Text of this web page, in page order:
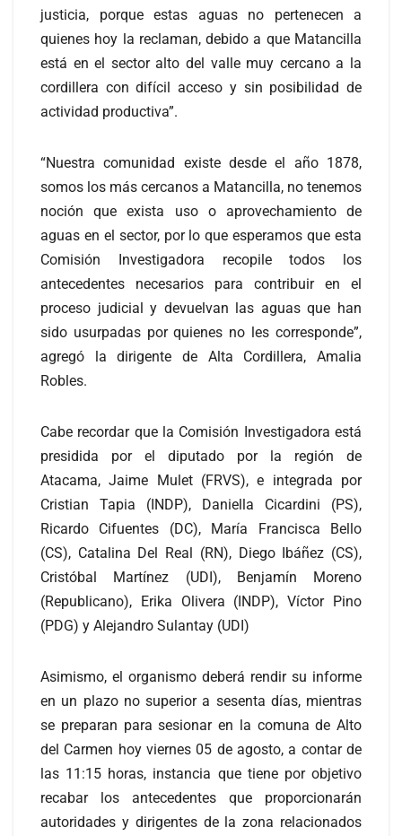
justicia, porque estas aguas no pertenecen a
quienes hoy la reclaman, debido a que Matancilla
está en el sector alto del valle muy cercano a la
cordillera con difícil acceso y sin posibilidad de
actividad productiva”.
“Nuestra comunidad existe desde el año 1878,
somos los más cercanos a Matancilla, no tenemos
noción que exista uso o aprovechamiento de
aguas en el sector, por lo que esperamos que esta
Comisión Investigadora recopile todos los
antecedentes necesarios para contribuir en el
proceso judicial y devuelvan las aguas que han
sido usurpadas por quienes no les corresponde”,
agregó la dirigente de Alta Cordillera, Amalia
Robles.
Cabe recordar que la Comisión Investigadora está
presidida por el diputado por la región de
Atacama, Jaime Mulet (FRVS), e integrada por
Cristian Tapia (INDP), Daniella Cicardini (PS),
Ricardo Cifuentes (DC), María Francisca Bello
(CS), Catalina Del Real (RN), Diego Ibáñez (CS),
Cristóbal Martínez (UDI), Benjamín Moreno
(Republicano), Erika Olivera (INDP), Víctor Pino
(PDG) y Alejandro Sulantay (UDI)
Asimismo, el organismo deberá rendir su informe
en un plazo no superior a sesenta días, mientras
se preparan para sesionar en la comuna de Alto
del Carmen hoy viernes 05 de agosto, a contar de
las 11:15 horas, instancia que tiene por objetivo
recabar los antecedentes que proporcionarán
autoridades y dirigentes de la zona relacionados